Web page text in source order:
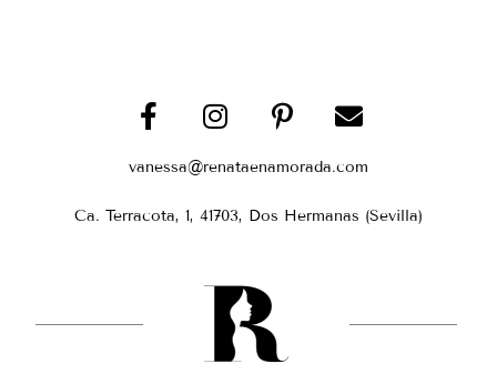
vanessa@renataenamorada.com
Ca. Terracota, 1, 41703, Dos Hermanas (Sevilla)